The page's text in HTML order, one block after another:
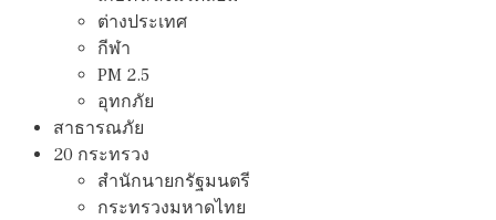
ต่างประเทศ
กีฬา
PM 2.5
อุทกภัย
สาธารณภัย
20 กระทรวง
สํานักนายกรัฐมนตรี
กระทรวงมหาดไทย